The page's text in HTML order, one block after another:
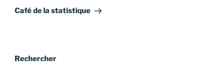
suivant
Café de la statistique
Rechercher